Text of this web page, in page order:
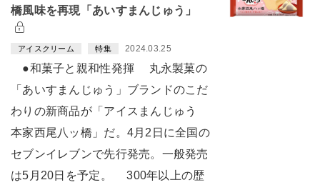
橋風味を再現「あいすまんじゅう」
アイスクリーム 特集 2024.03.25
●和菓子と親和性発揮 丸永製菓の
「あいすまんじゅう」ブランドのこだ
わりの新商品が「アイスまんじゅう
本家西尾八ッ橋」だ。4月2日に全国の
セブンイレブンで先行発売。一般発売
は5月20日を予定。 300年以上の歴